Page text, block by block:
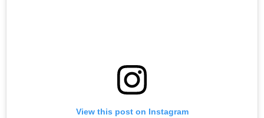
View this post on Instagram